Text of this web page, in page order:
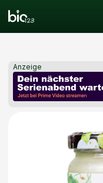
Anzeige